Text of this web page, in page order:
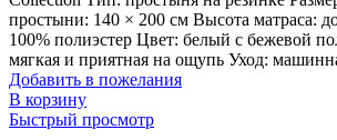
простыни: 140 × 200 см Высота матраса:
100% полиэстер Цвет: белый с бежевой
мягкая и приятная на ощупь Уход:
Добавить в пожелания
В корзину
Быстрый просмотр